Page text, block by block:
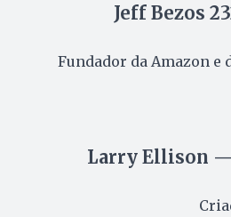
Jeff Bezos
Fundador da Amazon e
Larry Ellison —